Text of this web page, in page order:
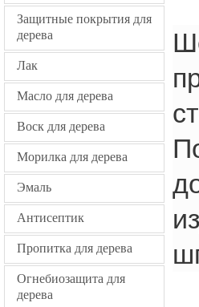
Защитные покрытия для
дерева
Лак
Масло для дерева
Воск для дерева
Морилка для дерева
Эмаль
Антисептик
Пропитка для дерева
Огнебиозащита для
дерева